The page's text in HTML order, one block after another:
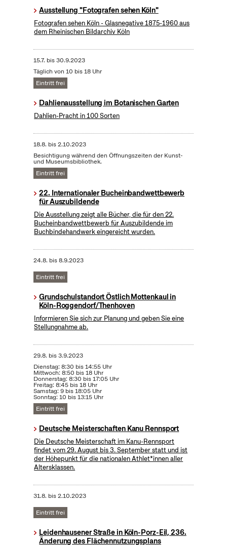
Ausstellung "Fotografen sehen Köln"
Fotografen sehen Köln - Glasnegative 1875-1960 aus
dem Rheinischen Bildarchiv Köln
15.7. bis30.9.2023
Täglich von 10 bis 18 Uhr
Eintritt frei
Dahlienausstellung im Botanischen Garten
Dahlien-Pracht in 100 Sorten
18.8. bis2.10.2023
Besichtigung während den Öffnungszeiten der Kunst-
und Museumsbibliothek.
Eintritt frei
22. Internationaler Bucheinbandwettbewerb
für Auszubildende
Die Ausstellung zeigt alle Bücher, die für den 22.
Bucheinbandwettbewerb für Auszubildende im
Buchbindehandwerk eingereicht wurden.
24.8. bis8.9.2023
Eintritt frei
Grundschulstandort Östlich Mottenkaul in
Köln-Roggendorf/Thenhoven
Informieren Sie sich zur Planung und geben Sie eine
Stellungnahme ab.
29.8. bis3.9.2023
Dienstag: 8:30 bis 14:55 Uhr
Mittwoch: 8:50 bis 18 Uhr
Donnerstag: 8:30 bis 17:05 Uhr
Freitag: 8:45 bis 18 Uhr
Samstag: 9 bis 18:05 Uhr
Sonntag: 10 bis 13:15 Uhr
Eintritt frei
Deutsche Meisterschaften Kanu Rennsport
Die Deutsche Meisterschaft im Kanu-Rennsport
findet vom 29. August bis 3. September statt und ist
der Höhepunkt für die nationalen Athlet*innen aller
Altersklassen.
31.8. bis2.10.2023
Eintritt frei
Leidenhausener Straße in Köln-Porz-Eil, 236.
Änderung des Flächennutzungsplans